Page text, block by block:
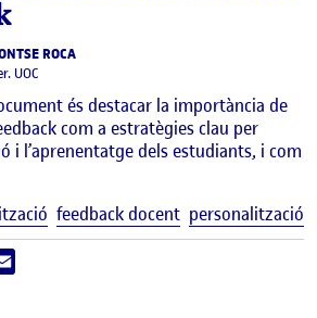
ROCA
UOC
és destacar la importància de
com a estratègies clau per
i l’aprenentatge dels estudiants, i com
feedback docent personalització